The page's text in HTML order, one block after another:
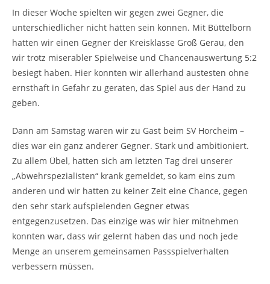
In dieser Woche spielten wir gegen zwei Gegner, die
unterschiedlicher nicht hätten sein können. Mit Büttelborn
hatten wir einen Gegner der Kreisklasse Groß Gerau, den
wir trotz miserabler Spielweise und Chancenauswertung 5:2
besiegt haben. Hier konnten wir allerhand austesten ohne
ernsthaft in Gefahr zu geraten, das Spiel aus der Hand zu
geben.
Dann am Samstag waren wir zu Gast beim SV Horcheim –
dies war ein ganz anderer Gegner. Stark und ambitioniert.
Zu allem Übel, hatten sich am letzten Tag drei unserer
„Abwehrspezialisten“ krank gemeldet, so kam eins zum
anderen und wir hatten zu keiner Zeit eine Chance, gegen
den sehr stark aufspielenden Gegner etwas
entgegenzusetzen. Das einzige was wir hier mitnehmen
konnten war, dass wir gelernt haben das und noch jede
Menge an unserem gemeinsamen Passspielverhalten
verbessern müssen.